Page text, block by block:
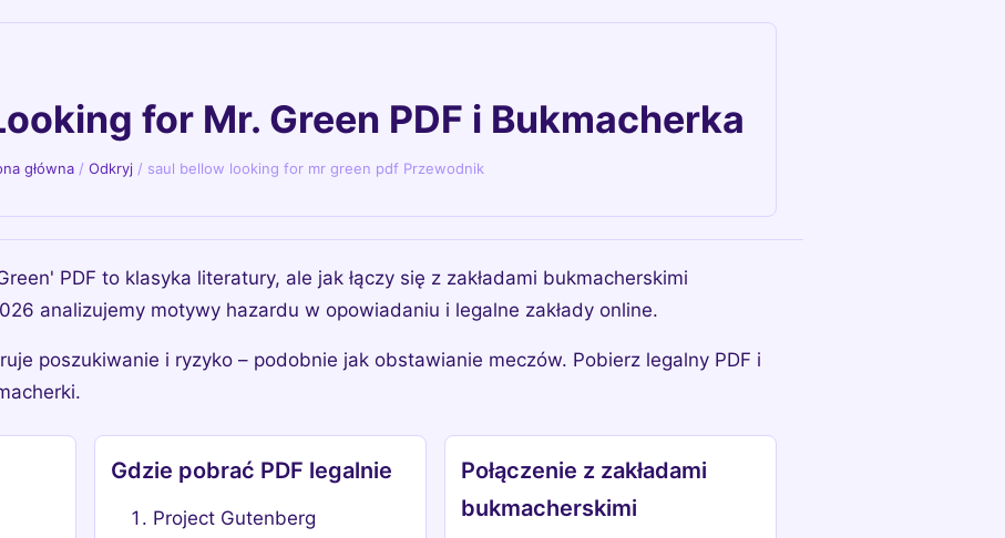
for Mr. Green PDF i Bukmacherka
główna /Odkryj / saul bellow looking for mr green pdf Przewodnik
PDF to klasyka literatury, ale jak łączy się z zakładami bukmacherskimi
analizujemy motywy hazardu w opowiadaniu i legalne zakłady online.
poszukiwanie i ryzyko – podobnie jak obstawianie meczów. Pobierz legalny PDF i
Gdzie pobrać PDF legalnie
Project Gutenberg
Połączenie z zakładami
bukmacherskimi